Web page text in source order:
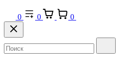
0 0 0